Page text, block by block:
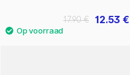
12.53 €
17.90 €